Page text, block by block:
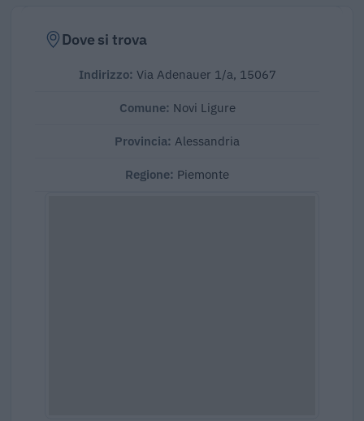
Dove si trova
Indirizzo: Via Adenauer 1/a, 15067
Comune: Novi Ligure
Provincia: Alessandria
Regione: Piemonte